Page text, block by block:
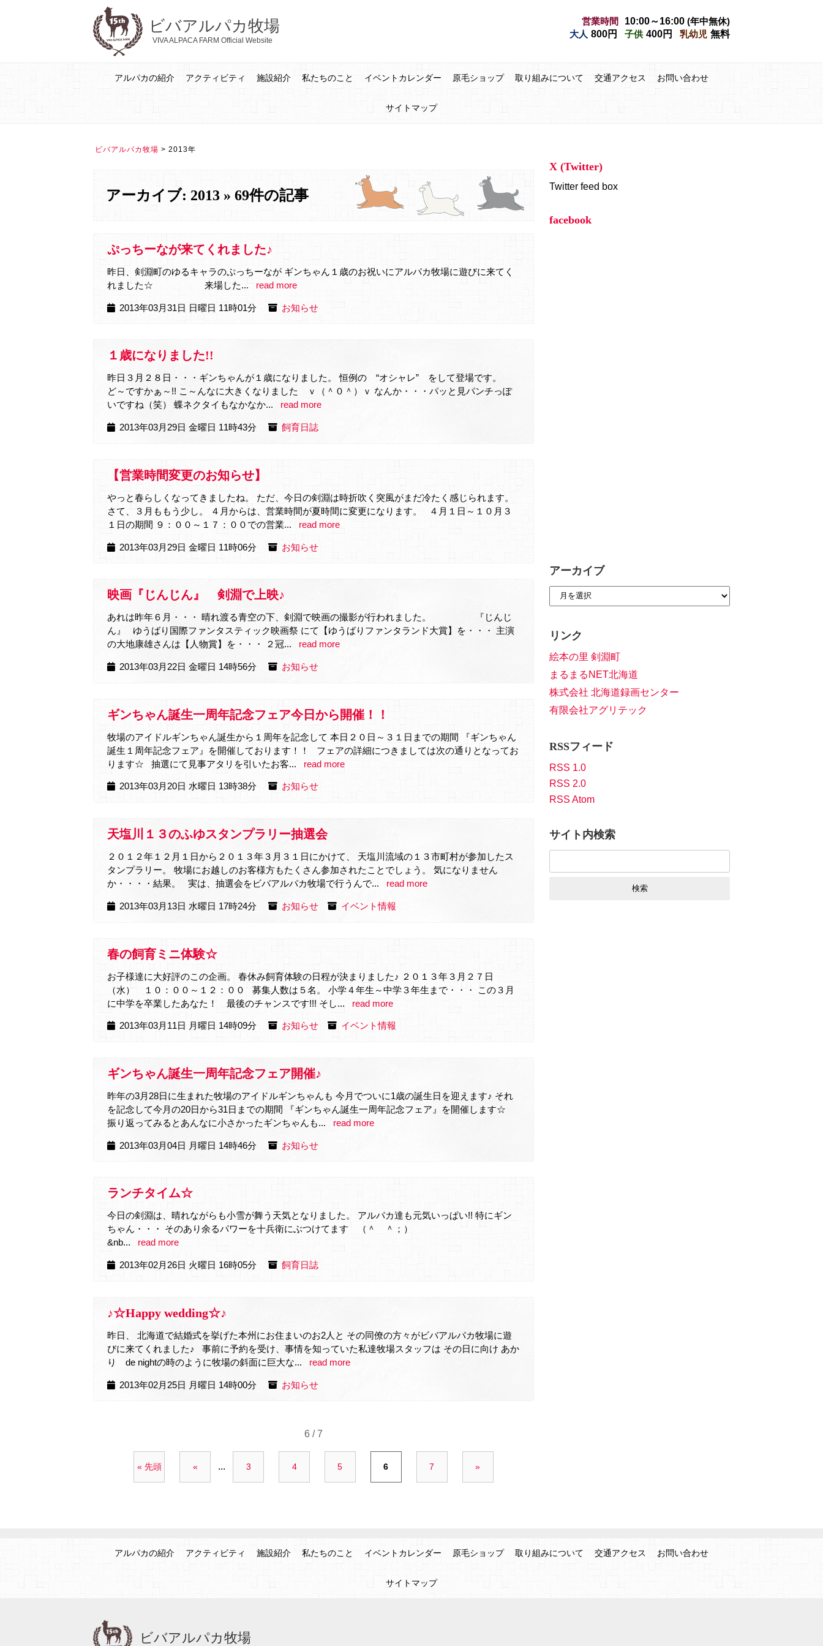
ビバアルパカ牧場
VIVA ALPACA FARM Official Website
営業時間 10:00～16:00 (年中無休)
大人 800円 子供 400円 乳幼児 無料
アルパカの紹介 アクティビティ 施設紹介 私たちのこと イベントカレンダー 原毛ショップ 取り組みについて 交通アクセス お問い合わせ
サイトマップ
ビバアルパカ牧場 > 2013年
アーカイブ: 2013 » 69件の記事
ぷっちーなが来てくれました♪
昨日、剣淵町のゆるキャラのぷっちーなが ギンちゃん１歳のお祝いにアルパカ牧場に遊びに来てく
れました☆ 来場した...
read more
2013年03月31日 日曜日 11時01分 お知らせ
１歳になりました!!
昨日３月２８日・・・ギンちゃんが１歳になりました。 恒例の “オシャレ” をして登場です。
ど～ですかぁ～!! こ～んなに大きくなりました ｖ（＾０＾）ｖ なんか・・・パッと見パンチっぽ
いですね（笑） 蝶ネクタイもなかなか...
read more
2013年03月29日 金曜日 11時43分 飼育日誌
【営業時間変更のお知らせ】
やっと春らしくなってきましたね。 ただ、今日の剣淵は時折吹く突風がまだ冷たく感じられます。
さて、３月ももう少し。 ４月からは、営業時間が夏時間に変更になります。 ４月１日～１０月３
１日の期間 ９：００～１７：００での営業...
read more
2013年03月29日 金曜日 11時06分 お知らせ
映画『じんじん』 剣淵で上映♪
あれは昨年６月・・・ 晴れ渡る青空の下、剣淵で映画の撮影が行われました。 『じんじ
ん』 ゆうばり国際ファンタスティック映画祭 にて【ゆうばりファンタランド大賞】を・・・ 主演
の大地康雄さんは【人物賞】を・・・ ２冠...
read more
2013年03月22日 金曜日 14時56分 お知らせ
ギンちゃん誕生一周年記念フェア今日から開催！！
牧場のアイドルギンちゃん誕生から１周年を記念して 本日２０日～３１日までの期間 『ギンちゃん
誕生１周年記念フェア』を開催しております！！ フェアの詳細につきましては次の通りとなってお
ります☆ 抽選にて見事アタリを引いたお客...
read more
2013年03月20日 水曜日 13時38分 お知らせ
天塩川１３のふゆスタンプラリー抽選会
２０１２年１２月１日から２０１３年３月３１日にかけて、 天塩川流域の１３市町村が参加したス
タンプラリー。 牧場にお越しのお客様方もたくさん参加されたことでしょう。 気になりません
か・・・・結果。 実は、抽選会をビバアルパカ牧場で行うんで...
read more
2013年03月13日 水曜日 17時24分 お知らせ イベント情報
春の飼育ミニ体験☆
お子様達に大好評のこの企画。 春休み飼育体験の日程が決まりました♪ ２０１３年３月２７日
（水） １０：００～１２：００ 募集人数は５名。 小学４年生～中学３年生まで・・・ この３月
に中学を卒業したあなた！ 最後のチャンスです!!! そし...
read more
2013年03月11日 月曜日 14時09分 お知らせ イベント情報
ギンちゃん誕生一周年記念フェア開催♪
昨年の3月28日に生まれた牧場のアイドルギンちゃんも 今月でついに1歳の誕生日を迎えます♪ それ
を記念して今月の20日から31日までの期間 『ギンちゃん誕生一周年記念フェア』を開催します☆
振り返ってみるとあんなに小さかったギンちゃんも...
read more
2013年03月04日 月曜日 14時46分 お知らせ
ランチタイム☆
今日の剣淵は、晴れながらも小雪が舞う天気となりました。 アルパカ達も元気いっぱい!! 特にギン
ちゃん・・・ そのあり余るパワーを十兵衛にぶつけてます （＾ ＾；）
&nb...
read more
2013年02月26日 火曜日 16時05分 飼育日誌
♪☆Happy wedding☆♪
昨日、 北海道で結婚式を挙げた本州にお住まいのお2人と その同僚の方々がビバアルパカ牧場に遊
びに来てくれました♪ 事前に予約を受け、事情を知っていた私達牧場スタッフは その日に向け あか
り de nightの時のように牧場の斜面に巨大な...
read more
2013年02月25日 月曜日 14時00分 お知らせ
6 / 7
« 先頭 « ... 3 4 5 6 7 »
X (Twitter)
Twitter feed box
facebook
アーカイブ
リンク
絵本の里 剣淵町
まるまるNET北海道
株式会社 北海道録画センター
有限会社アグリテック
RSSフィード
RSS 1.0
RSS 2.0
RSS Atom
サイト内検索
アルパカの紹介 アクティビティ 施設紹介 私たちのこと イベントカレンダー 原毛ショップ 取り組みについて 交通アクセス お問い合わせ
サイトマップ
ビバアルパカ牧場